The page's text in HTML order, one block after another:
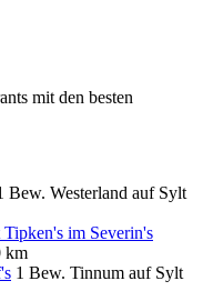
mit den besten
Bew. Westerland auf Sylt
Tipken's im Severin's
km
1 Bew. Tinnum auf Sylt